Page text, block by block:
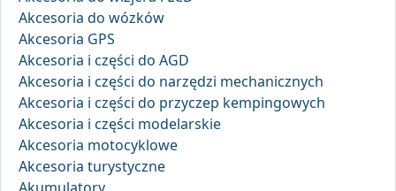
Akcesoria do wózków
Akcesoria GPS
Akcesoria i części do AGD
Akcesoria i części do narzędzi mechanicznych
Akcesoria i części do przyczep kempingowych
Akcesoria i części modelarskie
Akcesoria motocyklowe
Akcesoria turystyczne